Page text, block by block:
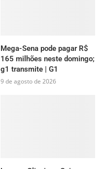
Mega-Sena pode pagar R$
165 milhões neste domingo;
g1 transmite | G1
9 de agosto de 2026